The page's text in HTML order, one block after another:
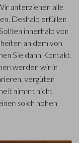
unterziehen alle
Deshalb erfüllen
innerhalb von
an dem von
Sie dann Kontakt
werden wir in
vergüten
nimmt nicht
solch hohen